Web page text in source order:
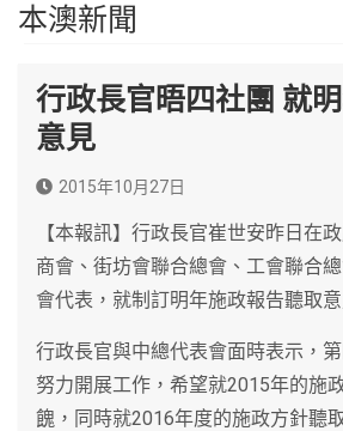
本澳新聞
行政長官晤四社團 就
意見
2015年10月27日
【本報訊】行政長官崔世安昨日在
商會、街坊會聯合總會、工會聯合
會代表，就制訂明年施政報告聽取意
行政長官與中總代表會面時表示，
努力開展工作，希望就2015年的施
餽，同時就2016年度的施政方針聽